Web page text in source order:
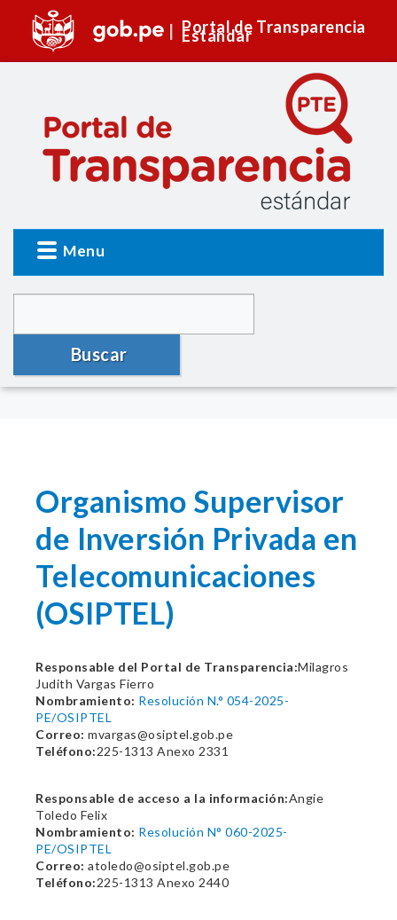
Portal de Transparencia
Estándar
Menu
Buscar
Organismo Supervisor
de Inversión Privada en
Telecomunicaciones
(OSIPTEL)
Responsable del Portal de Transparencia:Milagros
Judith Vargas Fierro
Nombramiento: Resolución N.° 054-2025-
PE/OSIPTEL
Correo: mvargas@osiptel.gob.pe
Teléfono:225-1313 Anexo 2331
Responsable de acceso a la información:Angie
Toledo Felix
Nombramiento: Resolución N° 060-2025-
PE/OSIPTEL
Correo: atoledo@osiptel.gob.pe
Teléfono:225-1313 Anexo 2440